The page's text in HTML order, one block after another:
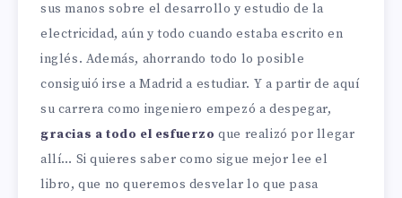
sus manos sobre el desarrollo y estudio de la
electricidad, aún y todo cuando estaba escrito en
inglés. Además, ahorrando todo lo posible
consiguió irse a Madrid a estudiar. Y a partir de aquí
su carrera como ingeniero empezó a despegar,
gracias a todo el esfuerzo que realizó por llegar
allí… Si quieres saber como sigue mejor lee el
libro, que no queremos desvelar lo que pasa